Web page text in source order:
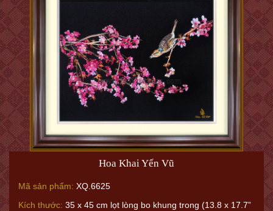
Hoa Khai Yến Vũ
Mã sản phẩm: XQ.6625
Kích thước: 35 x 45 cm lọt lòng bo khung trong (13.8 x 17.7”